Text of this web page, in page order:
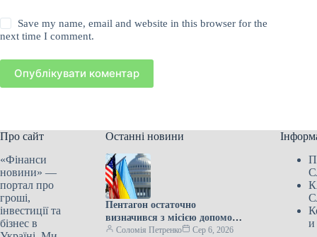
Save my name, email and website in this browser for the
next time I comment.
Опублікувати коментар
Про сайт
«Фінанси
новини» —
портал про
гроші,
інвестиції та
бізнес в
Останні новини
Пентагон остаточно
визначився з місією допомоги
Україні.
Соломія Петренко Сер 6, 2026
и